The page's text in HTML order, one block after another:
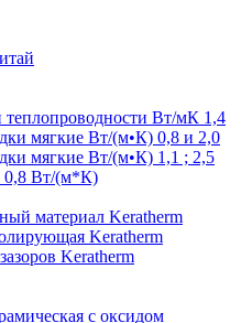
Вт/мК 1,4
мягкие Вт/(м•К) 0,8 и 2,0
мягкие Вт/(м•К) 1,1 ; 2,5
0,8 Вт/(м*К)
материал Keratherm
Keratherm
Keratherm
с оксидом